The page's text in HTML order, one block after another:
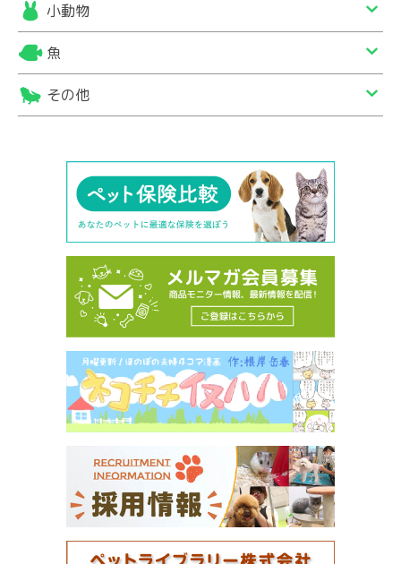
小動物
魚
その他